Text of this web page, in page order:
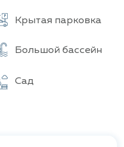
200 м² до 250 м².)
(от 400 м² и более)
и просторные
Крытая парковка
Большой бассейн
Сад